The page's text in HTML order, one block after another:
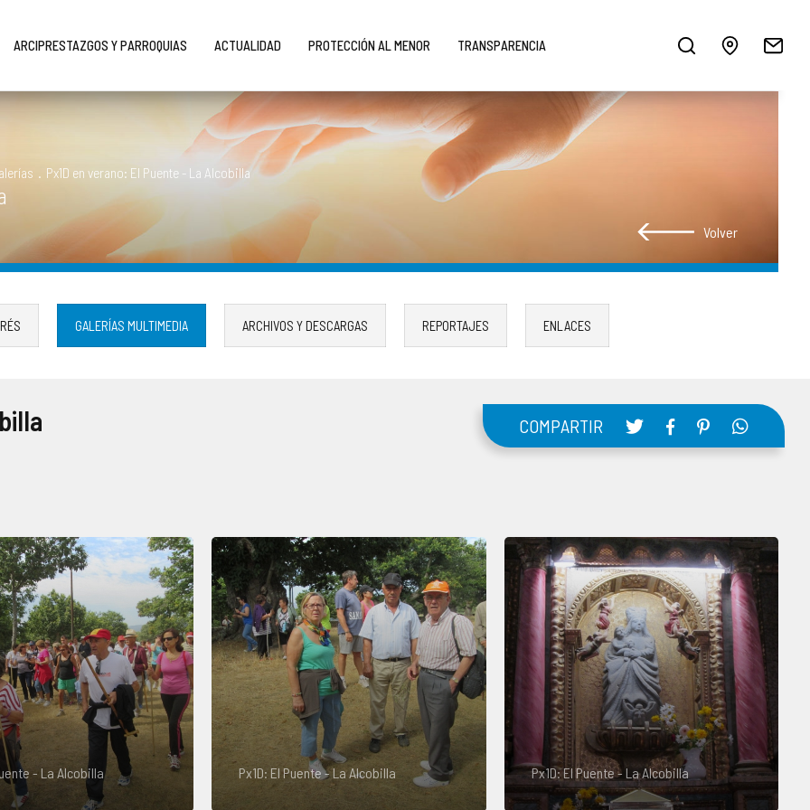
ARCIPRESTAZGOS Y PARROQUIAS ACTUALIDAD PROTECCIÓN AL MENOR TRANSPARENCIA
. Px1D en verano: El Puente - La Alcobilla
Volver
GALERÍAS MULTIMEDIA ARCHIVOS Y DESCARGAS REPORTAJES ENLACES
COMPARTIR
- La Alcobilla Px1D: El Puente - La Alcobilla Px1D: El Puente - La Alcobilla